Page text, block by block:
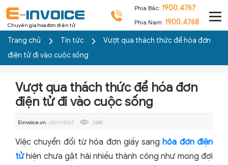
Chuyên gia hóa đơn điện tử
Phía Bắc: 1900.4767
Phía Nam: 1900.4768
Trang chủ Tin tức
Vượt qua thách thức để hóa đơn
điện tử đi vào cuộc sống
Vượt qua thách thức để hóa đơn
điện tử đi vào cuộc sống
Einvoice.vn- 02/11/2017 2585
Việc chuyển đổi từ hóa đơn giấy sanghóa đơn điện
tửhiện chưa gặt hái nhiều thành công như mong đợi